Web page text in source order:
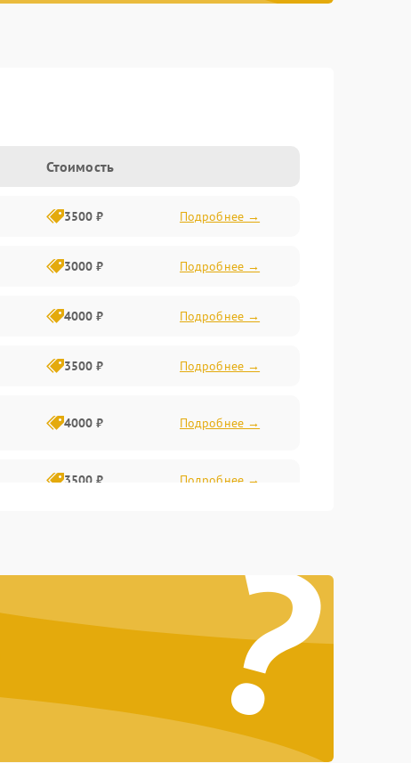
Стоимость
3500 ₽ Подробнее →
3000 ₽ Подробнее →
4000 ₽ Подробнее →
3500 ₽ Подробнее →
4000 ₽ Подробнее →
3500 ₽ Подробнее →
?